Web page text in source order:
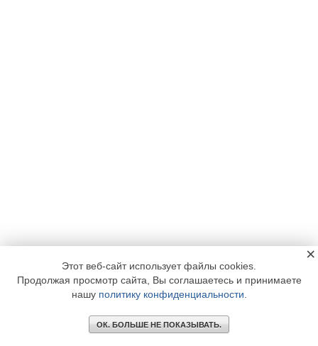
Этот веб-сайт использует файлы cookies.
Продолжая просмотр сайта, Вы соглашаетесь и принимаете
нашу политику конфиденциальности
ОК. БОЛЬШЕ НЕ ПОКАЗЫВАТЬ.
×